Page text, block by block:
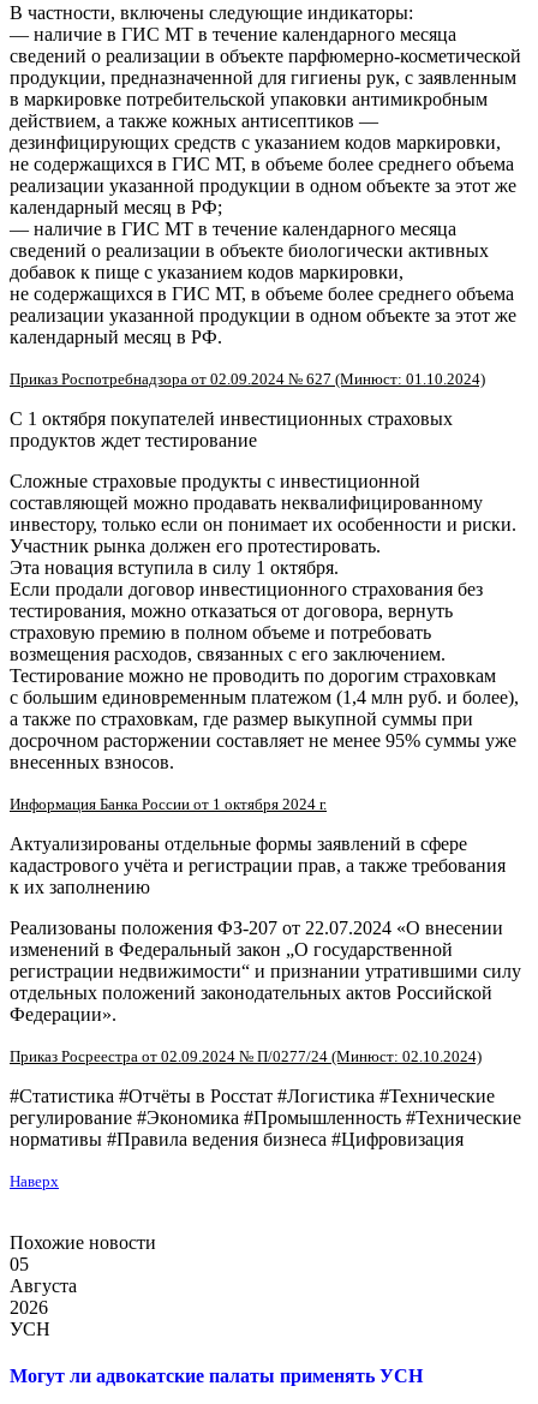
В частности, включены следующие индикаторы:
— наличие в ГИС МТ в течение календарного месяца
сведений о реализации в объекте парфюмерно-косметической
продукции, предназначенной для гигиены рук, с заявленным
в маркировке потребительской упаковки антимикробным
действием, а также кожных антисептиков —
дезинфицирующих средств с указанием кодов маркировки,
не содержащихся в ГИС МТ, в объеме более среднего объема
реализации указанной продукции в одном объекте за этот же
календарный месяц в РФ;
— наличие в ГИС МТ в течение календарного месяца
сведений о реализации в объекте биологически активных
добавок к пище с указанием кодов маркировки,
не содержащихся в ГИС МТ, в объеме более среднего объема
реализации указанной продукции в одном объекте за этот же
календарный месяц в РФ.
Приказ Роспотребнадзора от 02.09.2024 № 627 (Минюст: 01.10.2024)
С 1 октября покупателей инвестиционных страховых
продуктов ждет тестирование
Сложные страховые продукты с инвестиционной
составляющей можно продавать неквалифицированному
инвестору, только если он понимает их особенности и риски.
Участник рынка должен его протестировать.
Эта новация вступила в силу 1 октября.
Если продали договор инвестиционного страхования без
тестирования, можно отказаться от договора, вернуть
страховую премию в полном объеме и потребовать
возмещения расходов, связанных с его заключением.
Тестирование можно не проводить по дорогим страховкам
с большим единовременным платежом (1,4 млн руб. и более),
а также по страховкам, где размер выкупной суммы при
досрочном расторжении составляет не менее 95% суммы уже
внесенных взносов.
Информация Банка России от 1 октября 2024 г.
Актуализированы отдельные формы заявлений в сфере
кадастрового учёта и регистрации прав, а также требования
к их заполнению
Реализованы положения ФЗ-207 от 22.07.2024 «О внесении
изменений в Федеральный закон „О государственной
регистрации недвижимости“ и признании утратившими силу
отдельных положений законодательных актов Российской
Федерации».
Приказ Росреестра от 02.09.2024 № П/0277/24 (Минюст: 02.10.2024)
#Статистика #Отчёты в Росстат #Логистика #Технические
регулирование #Экономика #Промышленность #Технические
нормативы #Правила ведения бизнеса #Цифровизация
Наверх
Похожие новости
05
Августа
2026
УСН
Могут ли адвокатские палаты применять УСН